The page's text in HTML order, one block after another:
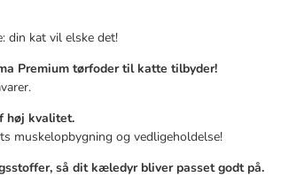
din kat vil elske det!
Premium tørfoder til katte tilbyder!
høj kvalitet.
muskelopbygning og vedligeholdelse!
så dit kæledyr bliver passet godt på.